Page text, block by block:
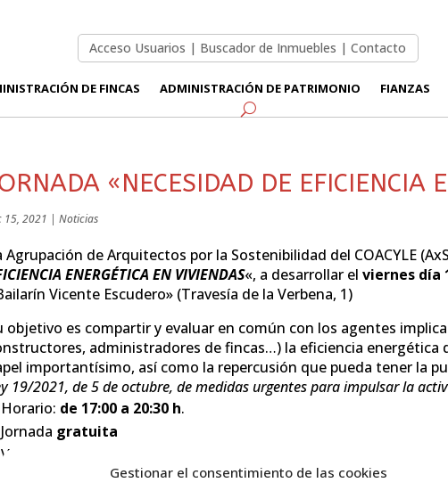
Gestionar el consentimiento de las cookies
Acceso Usuarios | Buscador de Inmuebles |Contacto
DE FINCAS ADMINISTRACIÓN DE PATRIMONIO FIANZAS
«NECESIDAD DE EFICIENCIA
15, 2021 | Noticias
Agrupación de Arquitectos por la Sostenibilidad del COACYLE
ENERGÉTICA EN VIVIENDAS«, a desarrollar el viernes día
Vicente Escudero» (Travesía de la Verbena, 1)
objetivo es compartir y evaluar en común con los agentes
administradores de fincas…) la eficiencia energética
importantísimo, así como la repercusión que pueda tener la
19/2021, de 5 de octubre, de medidas urgentes para impulsar la
Horario: de 17:00 a 20:30 h.
Jornada gratuita
Ver programa,